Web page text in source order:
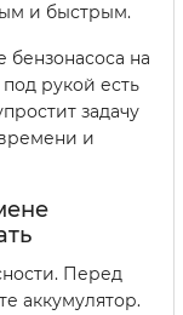
и быстрым.
бензонасоса на
рукой есть
задачу
и
Перед
аккумулятор.